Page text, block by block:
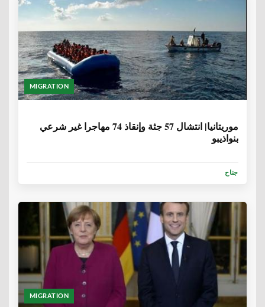
MIGRATION
موريتانيا| انتشال 57 جثة وإنقاذ 74 مهاجرا غير شرعي
بنواذيبو
جناح
MIGRATION